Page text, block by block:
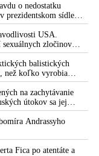
o nedostatku
prezidentskom sídle
plánované útoky na
šéfom Pentagónu, lebo
USA.
zločinov
Ten mal nariadiť, aby
drsného
v tomto americkom
balistických
než koľko vyrobia
na zachytávanie
útokov sa jej
sa v zúfalstve snaží
Andrassyho
Fica po atentáte a